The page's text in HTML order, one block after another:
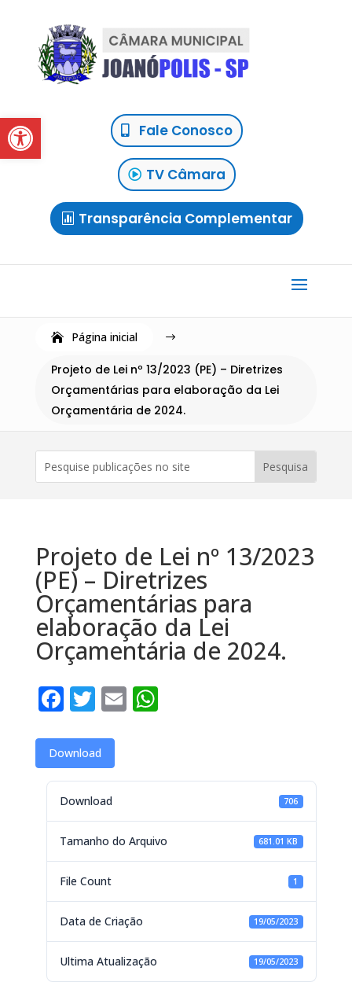
Abrir a barra de ferramentasFale Conosco
TV Câmara
Transparência Complementar
Página inicial $
Projeto de Lei nº 13/2023 (PE) – Diretrizes
Orçamentárias para elaboração da Lei
Orçamentária de 2024.
Projeto de Lei nº 13/2023
(PE) – Diretrizes
Orçamentárias para
elaboração da Lei
Orçamentária de 2024.
Facebook
Twitter
EmailWhatsApp
Download
Download 706
Tamanho do Arquivo 681.01 KB
File Count 1
Data de Criação 19/05/2023
Ultima Atualização 19/05/2023